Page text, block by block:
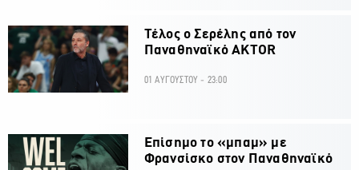
Τέλος ο Σερέλης από τον
Παναθηναϊκό AKTOR
01 ΑΥΓΟΥΣΤΟΥ - 23:00
Επίσημο το «μπαμ» με
Φρανσίσκο στον Παναθηναϊκό